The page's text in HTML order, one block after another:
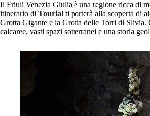
Il Friuli Venezia Giulia è una regione ricca di
itinerario di Tourial ti porterà alla scoperta di
Grotta Gigante e la Grotta delle Torri di Slivia.
calcaree, vasti spazi sotterranei e una storia